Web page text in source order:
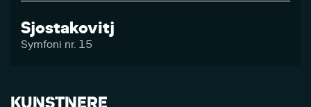
Sjostakovitj
Symfoni nr. 15
KUNSTNERE